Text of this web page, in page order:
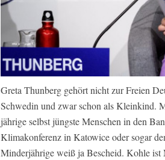
Greta Thunberg gehört nicht zur Freien
Schwedin und zwar schon als Kleinkind.
jährige selbst jüngste Menschen in den
Klimakonferenz in Katowice oder sogar
Minderjährige weiß ja Bescheid. Kohle